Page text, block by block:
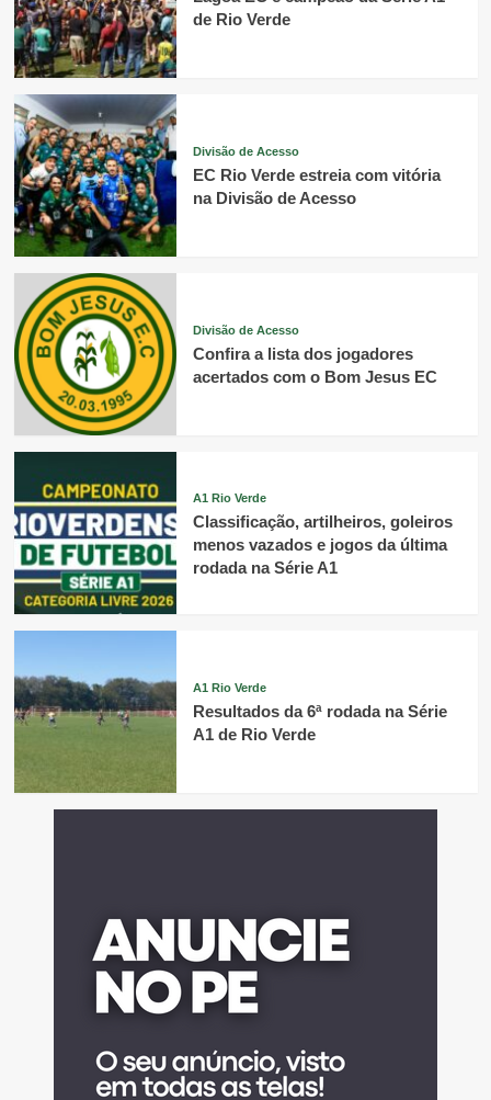
de Rio Verde
Divisão de Acesso
EC Rio Verde estreia com vitória
na Divisão de Acesso
Divisão de Acesso
Confira a lista dos jogadores
acertados com o Bom Jesus EC
A1 Rio Verde
Classificação, artilheiros, goleiros
menos vazados e jogos da última
rodada na Série A1
A1 Rio Verde
Resultados da 6ª rodada na Série
A1 de Rio Verde